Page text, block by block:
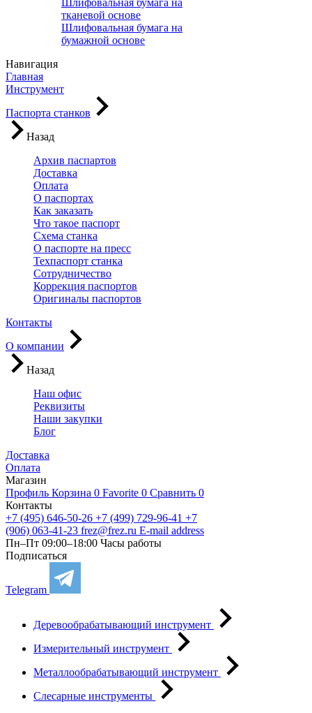
Шлифовальная бумага на
тканевой основе
Шлифовальная бумага на
бумажной основе
Навигация
Главная
Инструмент
Паспорта станков
Назад
Архив паспартов
Доставка
Оплата
О паспортах
Как заказать
Что такое паспорт
Схема станка
О паспорте на пресс
Техпаспорт станка
Сотрудничество
Коррекция паспортов
Оригиналы паспортов
Контакты
О компании
Назад
Наш офис
Реквизиты
Наши закупки
Блог
Доставка
Оплата
Магазин
Профиль Корзина 0 Favorite 0 Сравнить 0
Контакты
+7 (495) 646-50-26 +7 (499) 729-96-41 +7
(906) 063-41-23 frez@frez.ru E-mail address
Пн–Пт 09:00–18:00 Часы работы
Подписаться
Telegram
Деревообрабатывающий инструмент
Измерительный инструмент
Металлообрабатывающий инструмент
Слесарные инструменты